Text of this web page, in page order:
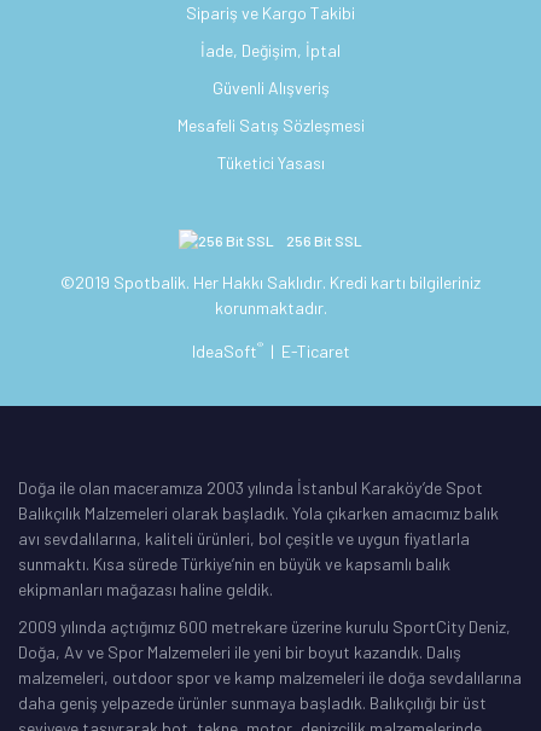
Sipariş ve Kargo Takibi
İade, Değişim, İptal
Güvenli Alışveriş
Mesafeli Satış Sözleşmesi
Tüketici Yasası
256 Bit SSL
©2019 Spotbalik. Her Hakkı Saklıdır. Kredi kartı bilgileriniz
korunmaktadır.
IdeaSoft® | E-Ticaret
Doğa ile olan maceramıza 2003 yılında İstanbul Karaköy’de Spot
Balıkçılık Malzemeleri olarak başladık. Yola çıkarken amacımız balık
avı sevdalılarına, kaliteli ürünleri, bol çeşitle ve uygun fiyatlarla
sunmaktı. Kısa sürede Türkiye’nin en büyük ve kapsamlı balık
ekipmanları mağazası haline geldik.
2009 yılında açtığımız 600 metrekare üzerine kurulu SportCity Deniz,
Doğa, Av ve Spor Malzemeleri ile yeni bir boyut kazandık. Dalış
malzemeleri, outdoor spor ve kamp malzemeleri ile doğa sevdalılarına
daha geniş yelpazede ürünler sunmaya başladık. Balıkçılığı bir üst